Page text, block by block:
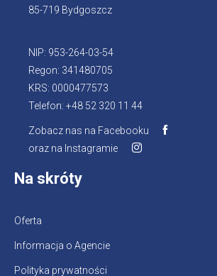
85-719 Bydgoszcz
NIP: 953-264-03-54
Regon: 341480705
KRS: 0000477573
Telefon: +48 52 320 11 44
Zobacz nas na Facebooku Otworzy
oraz na Instagramie Otworzy
Na skróty
Oferta
Informacja o Agencie
Polityka prywatności